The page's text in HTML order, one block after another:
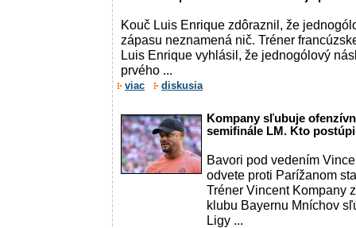
Kouč Luis Enrique zdôraznil, že
zápasu neznamená nič. Tréner
Luis Enrique vyhlásil, že jednogólový
prvého ...
viac diskusia
Kompany sľubuje
semifinále LM. Kto
Bavori pod vedením
odvete proti Parížanom
Tréner Vincent Kompany
klubu Bayernu Mníchov
Ligy ...